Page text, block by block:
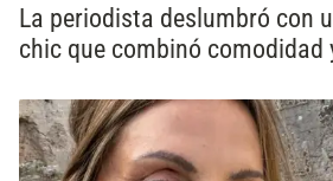
La periodista deslumbró con
chic que combinó comodidad